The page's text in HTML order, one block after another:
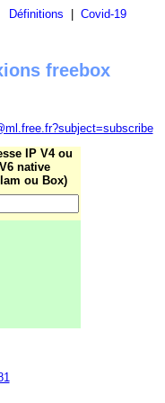
Définitions Covid-19
freebox
IP V4 ou
V6 native
ou Box)